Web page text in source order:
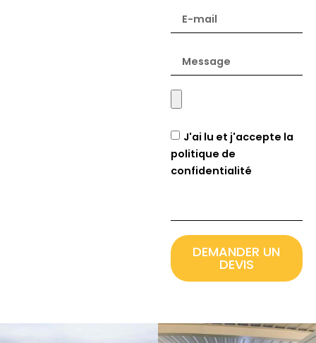
J'ai lu et j'accepte la
politique de
confidentialité
DEMANDER UN
DEVIS